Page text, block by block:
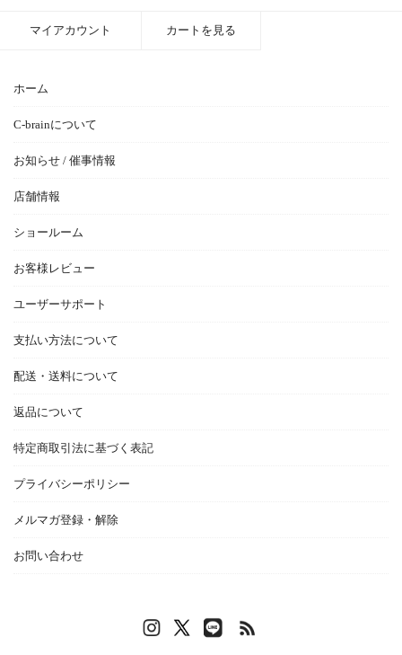
ホーム
C-brainについて
お知らせ / 催事情報
店舗情報
ショールーム
お客様レビュー
ユーザーサポート
支払い方法について
配送・送料について
返品について
特定商取引法に基づく表記
プライバシーポリシー
メルマガ登録・解除
お問い合わせ
マイアカウント カートを見る